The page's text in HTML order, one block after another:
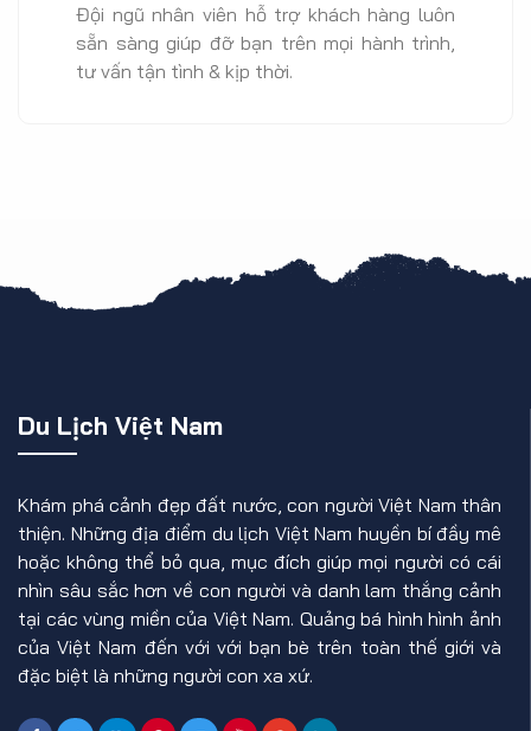
Đội ngũ nhân viên hỗ trợ khách hàng luôn
sẵn sàng giúp đỡ bạn trên mọi hành trình,
tư vấn tận tình & kịp thời.
Du Lịch Việt Nam
Khám phá cảnh đẹp đất nước, con người Việt Nam thân
thiện. Những địa điểm du lịch Việt Nam huyền bí đầy mê
hoặc không thể bỏ qua, mục đích giúp mọi người có cái
nhìn sâu sắc hơn về con người và danh lam thắng cảnh
tại các vùng miền của Việt Nam. Quảng bá hình hình ảnh
của Việt Nam đến với với bạn bè trên toàn thế giới và
đặc biệt là những người con xa xứ.